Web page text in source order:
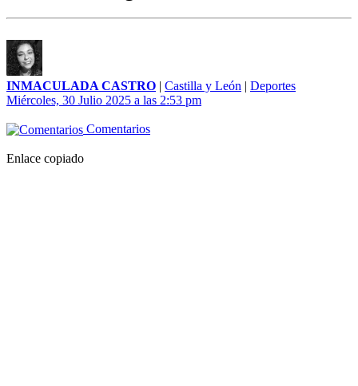
INMACULADA CASTRO | Castilla y León | Deportes
Miércoles, 30 Julio 2025 a las 2:53 pm
Comentarios
Enlace copiado